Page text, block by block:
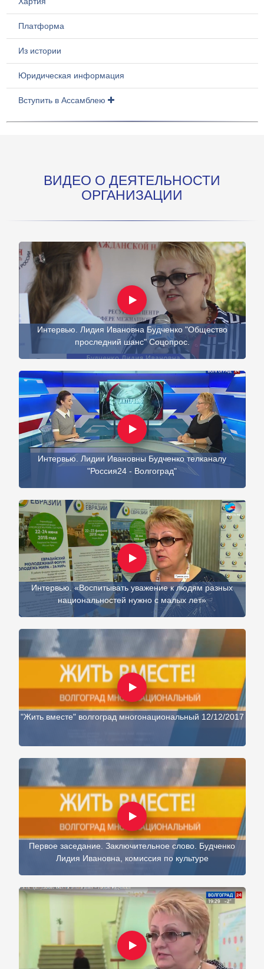
Платформа
Из истории
Юридическая информация
Вступить в Ассамблею
ВИДЕО О ДЕЯТЕЛЬНОСТИ
ОРГАНИЗАЦИИ
Интервью. Лидия Ивановна Будченко "Общество
проследний шанс" Соцопрос.
Интервью. Лидии Ивановны Будченко телканалу
"Россия24 - Волгоград"
Интервью. «Воспитывать уважение к людям разных
национальностей нужно с малых лет»
"Жить вместе" волгоград многонациональный 12/12/2017
Первое заседание. Заключительное слово. Будченко
Лидия Ивановна, комиссия по культуре